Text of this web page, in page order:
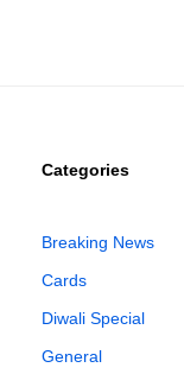
Categories
Breaking News
Cards
Diwali Special
General